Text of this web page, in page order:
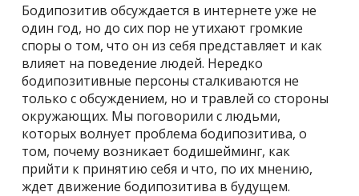
Бодипозитив обсуждается в интернете уже не
один год, но до сих пор не утихают громкие
споры о том, что он из себя представляет и как
влияет на поведение людей. Нередко
бодипозитивные персоны сталкиваются не
только с обсуждением, но и травлей со стороны
окружающих. Мы поговорили с людьми,
которых волнует проблема бодипозитива, о
том, почему возникает бодишейминг, как
прийти к принятию себя и что, по их мнению,
ждет движение бодипозитива в будущем.